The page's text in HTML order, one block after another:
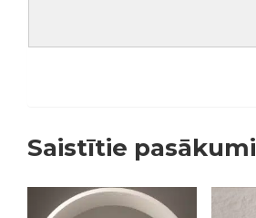
Saistītie pasākumi